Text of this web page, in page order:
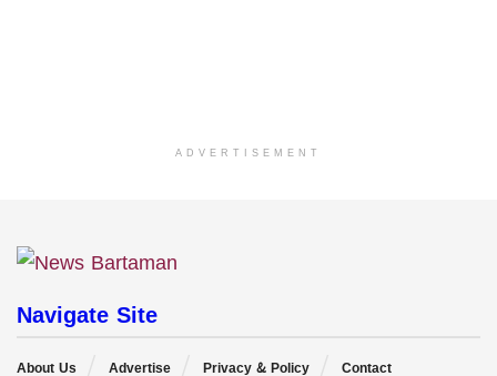
ADVERTISEMENT
Navigate Site
About Us Advertise Privacy & Policy Contact